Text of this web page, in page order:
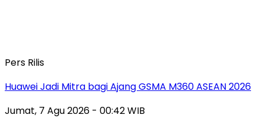
Pers Rilis
Huawei Jadi Mitra bagi Ajang GSMA M360 ASEAN 2026
Jumat, 7 Agu 2026 - 00:42 WIB